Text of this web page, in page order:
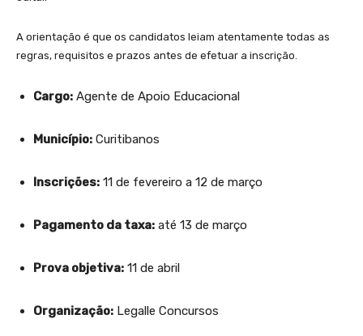
A orientação é que os candidatos leiam atentamente todas as
regras, requisitos e prazos antes de efetuar a inscrição.
Cargo: Agente de Apoio Educacional
Município: Curitibanos
Inscrições: 11 de fevereiro a 12 de março
Pagamento da taxa: até 13 de março
Prova objetiva: 11 de abril
Organização: Legalle Concursos